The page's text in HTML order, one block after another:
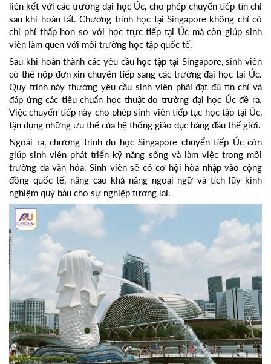
liên kết với các trường đại học Úc, cho phép chuyển tiếp tín chỉ
sau khi hoàn tất. Chương trình học tại Singapore không chỉ có
chi phí thấp hơn so với học trực tiếp tại Úc mà còn giúp sinh
viên làm quen với môi trường học tập quốc tế.
Sau khi hoàn thành các yêu cầu học tập tại Singapore, sinh viên
có thể nộp đơn xin chuyển tiếp sang các trường đại học tại Úc.
Quy trình này thường yêu cầu sinh viên phải đạt đủ tín chỉ và
đáp ứng các tiêu chuẩn học thuật do trường đại học Úc đề ra.
Việc chuyển tiếp này cho phép sinh viên tiếp tục học tập tại Úc,
tận dụng những ưu thế của hệ thống giáo dục hàng đầu thế giới.
Ngoài ra, chương trình du học Singapore chuyển tiếp Úc còn
giúp sinh viên phát triển kỹ năng sống và làm việc trong môi
trường đa văn hóa. Sinh viên sẽ có cơ hội hòa nhập vào cộng
đồng quốc tế, nâng cao khả năng ngoại ngữ và tích lũy kinh
nghiệm quý báu cho sự nghiệp tương lai.